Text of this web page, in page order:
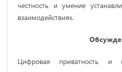
честность и умение
взаимодействиях.
Цифровая приватность и